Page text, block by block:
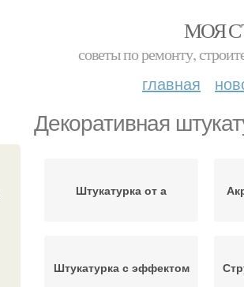
МОЯ
советы по ремонту,
главная
Декоративная
Штукатурка от а
Штукатурка с эффектом